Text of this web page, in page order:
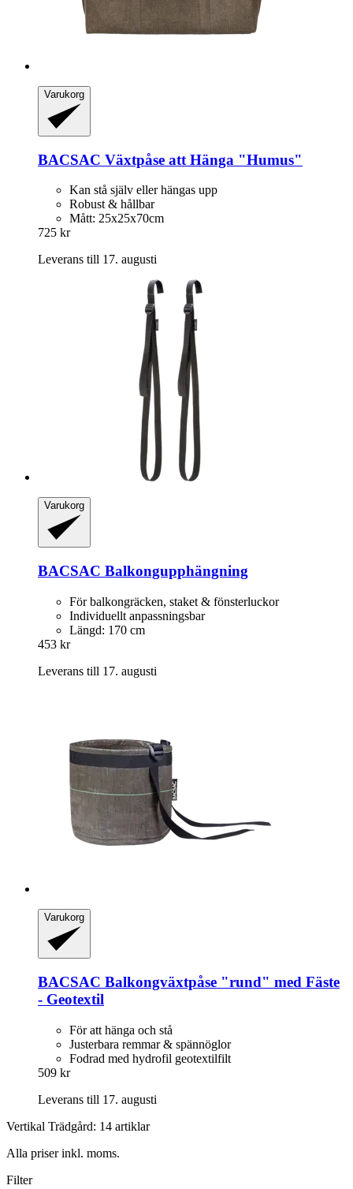
Varukorg
BACSAC Växtpåse att Hänga "Humus"
Kan stå själv eller hängas upp
Robust & hållbar
Mått: 25x25x70cm
725 kr
Leverans till 17. augusti
Varukorg
BACSAC Balkongupphängning
För balkongräcken, staket & fönsterluckor
Individuellt anpassningsbar
Längd: 170 cm
453 kr
Leverans till 17. augusti
Varukorg
BACSAC Balkongväxtpåse "rund" med Fäste
-​ Geotextil
För att hänga och stå
Justerbara remmar & spännöglor
Fodrad med hydrofil geotextilfilt
509 kr
Leverans till 17. augusti
Vertikal Trädgård: 14 artiklar
Alla priser inkl. moms.
Filter